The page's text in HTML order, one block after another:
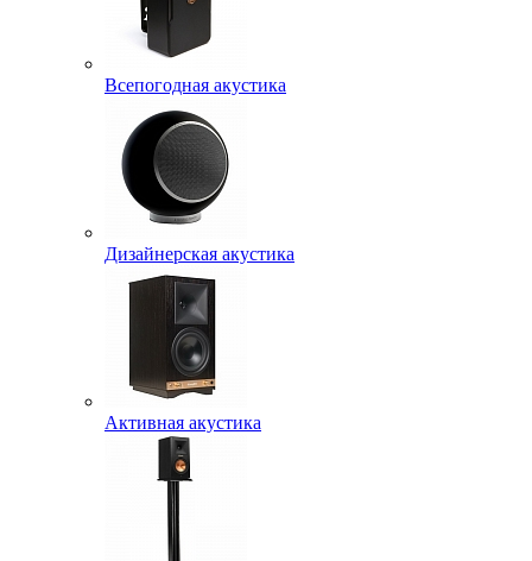
Всепогодная акустика
Дизайнерская акустика
Активная акустика